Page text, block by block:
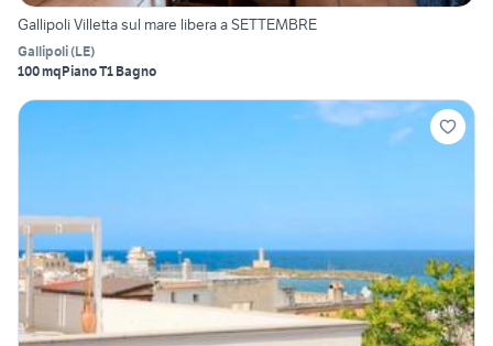
Gallipoli Villetta sul mare libera a SETTEMBRE
Gallipoli(LE)
100 mqPiano T1 Bagno